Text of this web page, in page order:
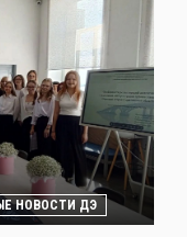
НОВОСТИ ДЭ